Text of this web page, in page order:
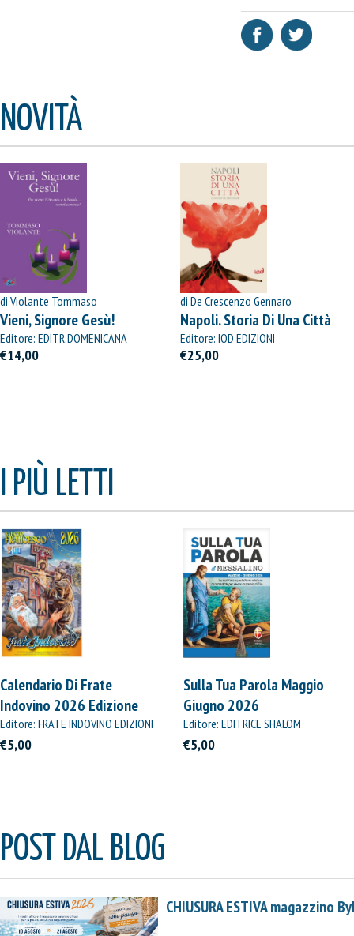
NOVITÀ
di Violante Tommaso
Vieni, Signore Gesù!
Editore: EDITR.DOMENICANA
ITALIANA
€14,00
di De Crescenzo Gennaro
Napoli. Storia Di Una Città
Editore: IOD EDIZIONI
€25,00
I PIÙ LETTI
Calendario Di Frate
Indovino 2026 Edizione
Straordinaria
Editore: FRATE INDOVINO EDIZIONI
€5,00
Sulla Tua Parola Maggio
Giugno 2026
Editore: EDITRICE SHALOM
€5,00
POST DAL BLOG
CHIUSURA ESTIVA magazzino